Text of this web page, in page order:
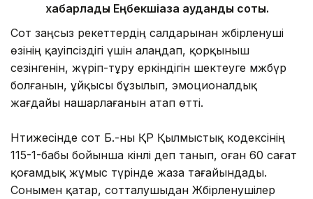
хабарлады Еңбекшіқазақ аудандық соты.
Сот заңсыз әрекеттердің салдарынан жәбірленуші
өзінің қауіпсіздігі үшін алаңдап, қорқыныш
сезінгенін, жүріп-тұру еркіндігін шектеуге мәжбүр
болғанын, ұйқысы бұзылып, эмоционалдық
жағдайы нашарлағанын атап өтті.
Нәтижесінде сот Б.-ны ҚР Қылмыстық кодексінің
115-1-бабы бойынша кінәлі деп танып, оған 60 сағат
қоғамдық жұмыс түрінде жаза тағайындады.
Сонымен қатар, сотталушыдан Жәбірленушілер